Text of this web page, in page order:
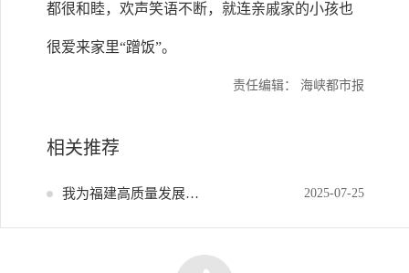
都很和睦，欢声笑语不断，就连亲戚家的小孩也
很爱来家里“蹭饭”。
责任编辑： 海峡都市报
相关推荐
我为福建高质量发展献策 2025-07-25